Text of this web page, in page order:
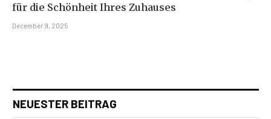
für die Schönheit Ihres Zuhauses
December 9, 2025
NEUESTER BEITRAG